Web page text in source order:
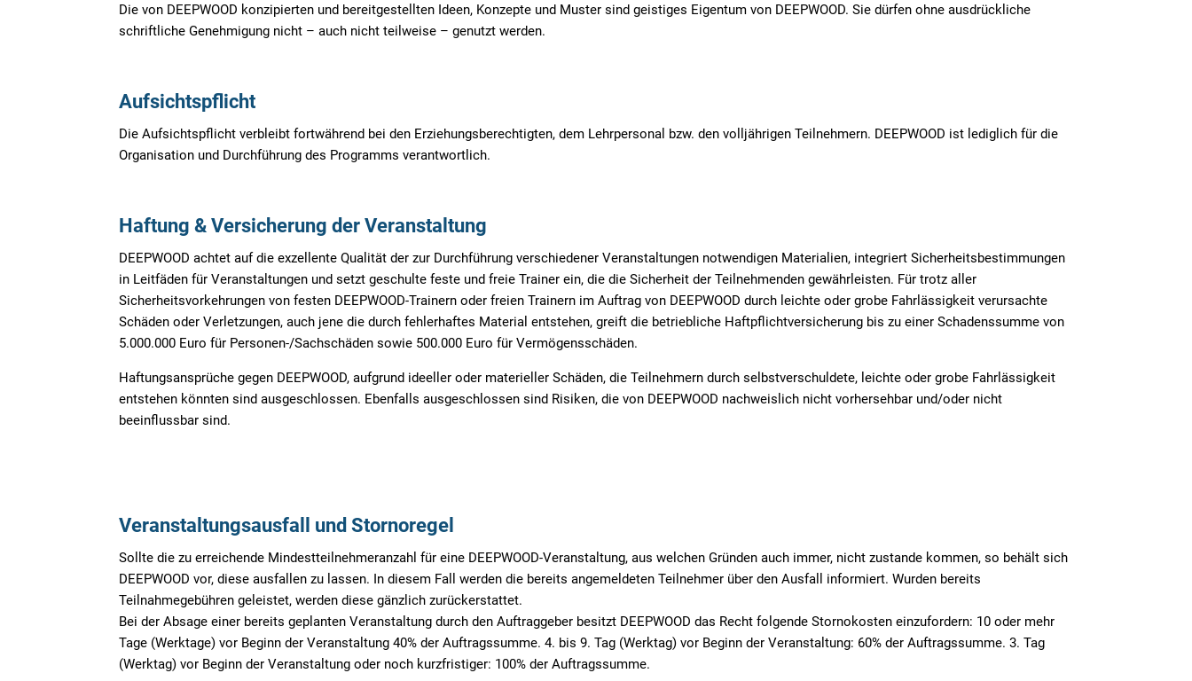
Die von DEEPWOOD konzipierten und bereitgestellten Ideen, Konzepte und Muster sind geistiges Eigentum von DEEPWOOD. Sie dürfen ohne ausdrückliche
schriftliche Genehmigung nicht – auch nicht teilweise – genutzt werden.
Aufsichtspflicht
Die Aufsichtspflicht verbleibt fortwährend bei den Erziehungsberechtigten, dem Lehrpersonal bzw. den volljährigen Teilnehmern. DEEPWOOD ist lediglich für die
Organisation und Durchführung des Programms verantwortlich.
Haftung & Versicherung der Veranstaltung
DEEPWOOD achtet auf die exzellente Qualität der zur Durchführung verschiedener Veranstaltungen notwendigen Materialien, integriert Sicherheitsbestimmungen
in Leitfäden für Veranstaltungen und setzt geschulte feste und freie Trainer ein, die die Sicherheit der Teilnehmenden gewährleisten. Für trotz aller
Sicherheitsvorkehrungen von festen DEEPWOOD-Trainern oder freien Trainern im Auftrag von DEEPWOOD durch leichte oder grobe Fahrlässigkeit verursachte
Schäden oder Verletzungen, auch jene die durch fehlerhaftes Material entstehen, greift die betriebliche Haftpflichtversicherung bis zu einer Schadenssumme von
5.000.000 Euro für Personen-/Sachschäden sowie 500.000 Euro für Vermögensschäden.
Haftungsansprüche gegen DEEPWOOD, aufgrund ideeller oder materieller Schäden, die Teilnehmern durch selbstverschuldete, leichte oder grobe Fahrlässigkeit
entstehen könnten sind ausgeschlossen. Ebenfalls ausgeschlossen sind Risiken, die von DEEPWOOD nachweislich nicht vorhersehbar und/oder nicht
beeinflussbar sind.
Veranstaltungsausfall und Stornoregel
Sollte die zu erreichende Mindestteilnehmeranzahl für eine DEEPWOOD-Veranstaltung, aus welchen Gründen auch immer, nicht zustande kommen, so behält sich
DEEPWOOD vor, diese ausfallen zu lassen. In diesem Fall werden die bereits angemeldeten Teilnehmer über den Ausfall informiert. Wurden bereits
Teilnahmegebühren geleistet, werden diese gänzlich zurückerstattet.
Bei der Absage einer bereits geplanten Veranstaltung durch den Auftraggeber besitzt DEEPWOOD das Recht folgende Stornokosten einzufordern: 10 oder mehr
Tage (Werktage) vor Beginn der Veranstaltung 40% der Auftragssumme. 4. bis 9. Tag (Werktag) vor Beginn der Veranstaltung: 60% der Auftragssumme. 3. Tag
(Werktag) vor Beginn der Veranstaltung oder noch kurzfristiger: 100% der Auftragssumme.